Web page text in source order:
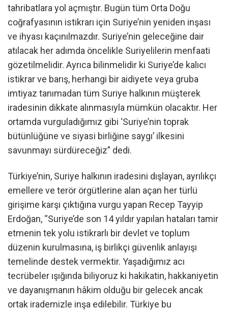
tahribatlara yol açmıştır. Bugün tüm Orta Doğu
coğrafyasının istikrarı için Suriye’nin yeniden inşası
ve ihyası kaçınılmazdır. Suriye’nin geleceğine dair
atılacak her adımda öncelikle Suriyelilerin menfaati
gözetilmelidir. Ayrıca bilinmelidir ki Suriye’de kalıcı
istikrar ve barış, herhangi bir aidiyete veya gruba
imtiyaz tanımadan tüm Suriye halkının müşterek
iradesinin dikkate alınmasıyla mümkün olacaktır. Her
ortamda vurguladığımız gibi ‘Suriye’nin toprak
bütünlüğüne ve siyasi birliğine saygı’ ilkesini
savunmayı sürdüreceğiz” dedi.
Türkiye’nin, Suriye halkının iradesini dışlayan, ayrılıkçı
emellere ve terör örgütlerine alan açan her türlü
girişime karşı çıktığına vurgu yapan Recep Tayyip
Erdoğan, “Suriye’de son 14 yıldır yapılan hataları tamir
etmenin tek yolu istikrarlı bir devlet ve toplum
düzenin kurulmasına, iş birlikçi güvenlik anlayışı
temelinde destek vermektir. Yaşadığımız acı
tecrübeler ışığında biliyoruz ki hakikatin, hakkaniyetin
ve dayanışmanın hâkim olduğu bir gelecek ancak
ortak irademizle inşa edilebilir. Türkiye bu